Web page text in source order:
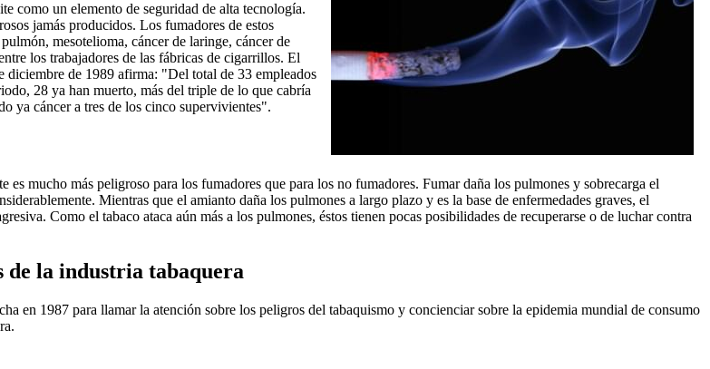
como un elemento de seguridad de alta tecnología.
jamás producidos. Los fumadores de estos
mesotelioma, cáncer de laringe, cáncer de
los trabajadores de las fábricas de cigarrillos. El
diciembre de 1989 afirma: "Del total de 33 empleados
28 ya han muerto, más del triple de lo que cabría
ya cáncer a tres de los cinco supervivientes".
mucho más peligroso para los fumadores que para los no fumadores. Fumar daña los pulmones y sobrecarga el
Mientras que el amianto daña los pulmones a largo plazo y es la base de enfermedades graves, el
Como el tabaco ataca aún más a los pulmones, éstos tienen pocas posibilidades de recuperarse o de luchar contra
de la industria tabaquera
en 1987 para llamar la atención sobre los peligros del tabaquismo y concienciar sobre la epidemia mundial de consumo